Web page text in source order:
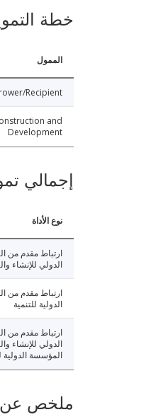
خطة
الممول
Recipient
and
Development
إجمالي
نوع الأداة
ارتباط مقدم من
الدولي للإنشاء
ارتباط مقدم من
الدولية للتنمية
ارتباط مقدم من
الدولي للإنشاء
المؤسسة الدولية
ملخص عن